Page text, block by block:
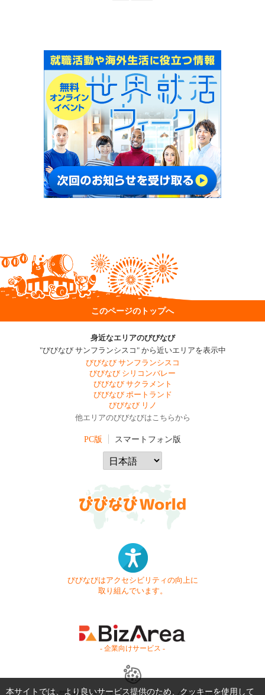
このページのトップへ
身近なエリアのびびなび
"びびなび サンフランシスコ" から近いエリアを表示中
びびなび サンフランシスコ
びびなび シリコンバレー
びびなび サクラメント
びびなび ポートランド
びびなび リノ
他エリアのびびなびはこちらから
PC版 スマートフォン版
びびなびはアクセシビリティの向上に
取り組んでいます。
- 企業向けサービス -
本サイトでは、より良いサービス提供のため、クッキーを使用して